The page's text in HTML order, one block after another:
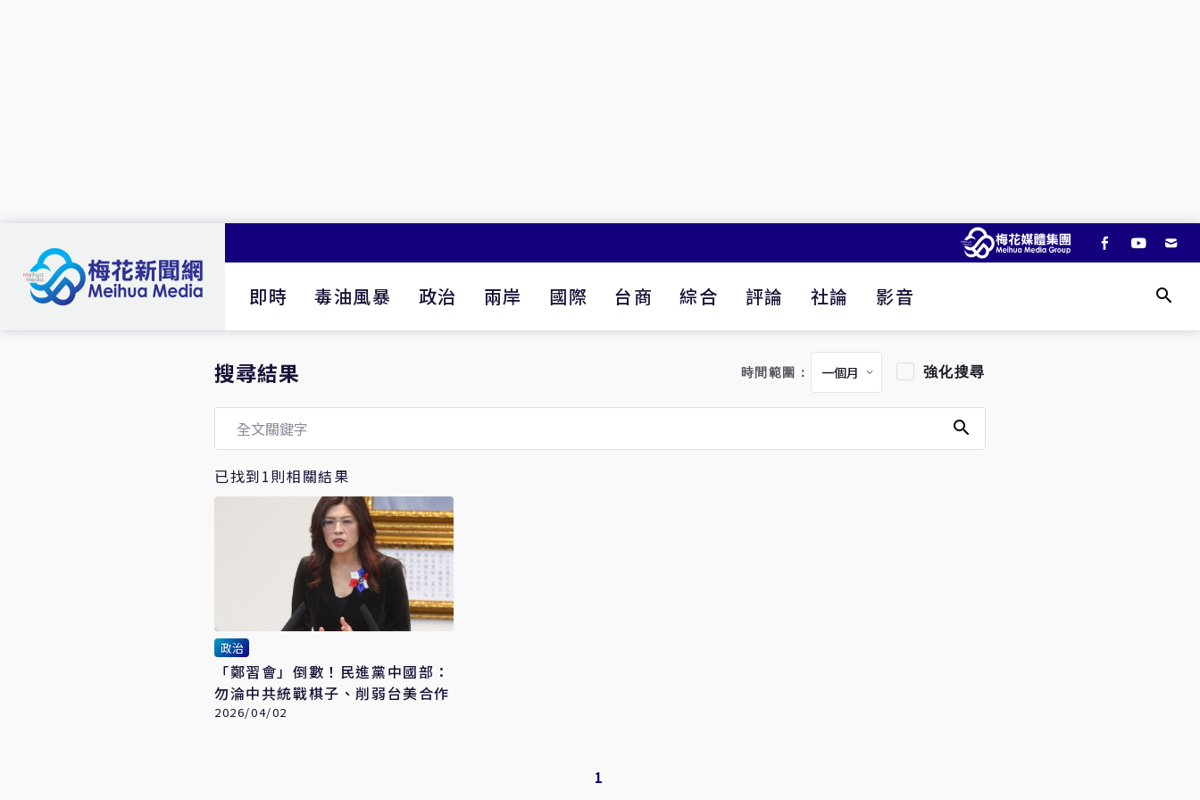
即時 毒油風暴 政治 兩岸 國際 台商 綜合 評論 社論 影音
搜尋結果 時間範圍： 強化搜尋
已找到1則相關結果
政治
「鄭習會」倒數！民進黨中國部：
勿淪中共統戰棋子、削弱台美合作
2026/04/02
1